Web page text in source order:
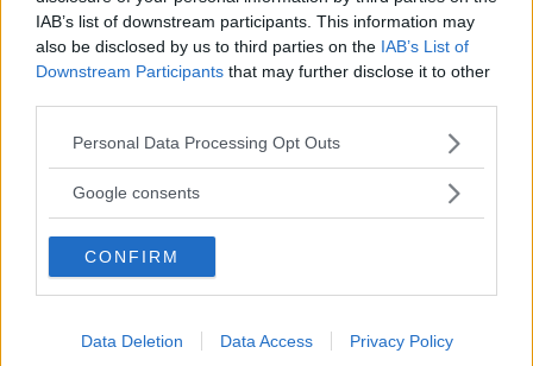
IAB’s list of downstream participants. This information may
also be disclosed by us to third parties on the IAB’s List of
Downstream Participants that may further disclose it to other
Please note that this website/app uses one or more Google
not limited to your visit or usage behaviour. You may click to
use your data for below specified purposes in below Google
consent section.
Personal Data Processing Opt Outs
Google consents
CONFIRM
Data Deletion Data Access Privacy Policy
4 – Esercizio se ti senti
sommerso dagli impegni
Se sei pieno di cose da fare e ti senti assalire
dall’ansia, prova a respirare dal naso a narici
alternate. La respirazione nasale a narice
alternata è in grado non solo di calmare l’ansia
ma anche di tenere lontani i batteri nocivi dai
l’aria viene riscaldata e miscelata con ossido